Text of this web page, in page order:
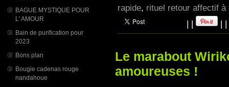
BAGUE MYSTIQUE POUR
L' AMOUR
Bain de purification pour
2023
Bons plan
Bougie cadenas rouge
nandahoue
rapide, rituel retour affectif à
| | | |
Le marabout
amoureuses !